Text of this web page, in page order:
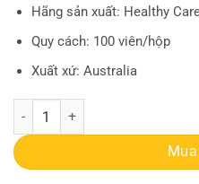
Hãng sản xuất: Healthy
Quy cách: 100 viên/hộp
Xuất xứ: Australia
Healthy Care Ginkgo Biloba